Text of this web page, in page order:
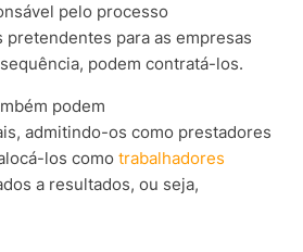
pelo processo
para as empresas
podem contratá-los.
podem
admitindo-os como prestadores
los como trabalhadores
a resultados, ou seja,